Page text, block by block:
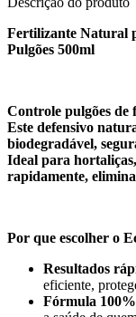
Fertilizante Natural
Pulgões 500ml
Controle pulgões de
Este defensivo
biodegradável,
Ideal para
rapidamente,
Por que escolher o
Resultados
eficiente,
Fórmula